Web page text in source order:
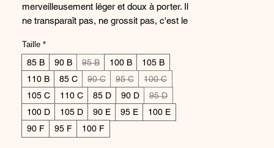
merveilleusement léger et doux à porter. Il
ne transparaît pas, ne grossit pas, c'est le
tailles de bonnets généreuses.
Soutien-gorge aux armatures
sculptantes et aux bonnets finement
rembourrés
Bonnets en microfibres lisses avec un
intérieur doux
Également disponible en grandes tailles
Taille *
85 B 90 B 95 B 100 B
105 B
110 B
85 C 90 C 95 C
100 C
105 C
110 C 85 D 90 D
95 D
100 D
105 D 90 E 95 E
100 E
90 F
95 F 100 F